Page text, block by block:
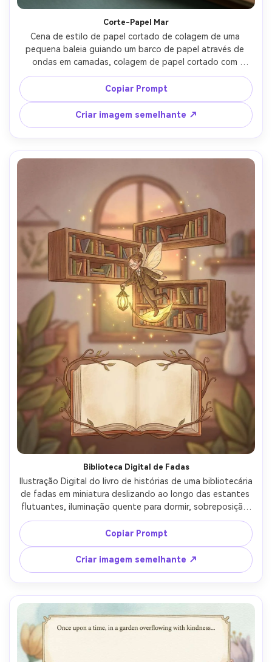
Corte-Papel Mar
Cena de estilo de papel cortado de colagem de uma
pequena baleia guiando um barco de papel através de
ondas em camadas, colagem de papel cortado com
bordas de tesoura visíveis, linguagem de forma ousada,
composição espalhada de livro de histórias, paleta
limitada, design de personagem caprichoso, personagem
consistente através das páginas, espaço negativo limpo
para texto, lente de 85mm, profundidade de campo rasa,
iluminação cinematográfica suave-AR 4:5
Copiar Prompt
Criar imagem semelhante ↗
Biblioteca Digital de Fadas
Ilustração Digital do livro de histórias de uma bibliotecária
de fadas em miniatura deslizando ao longo das estantes
flutuantes, iluminação quente para dormir, sobreposição
de textura desenhada à mão, livro de histórias espalhado
com profundidade através de formas sobrepostas,
brilhos suaves, design de personagens consistente
através das páginas, ponto focal claro e área segura para
texto, lente de 85mm, profundidade de campo rasa-AR
4:5
Copiar Prompt
Criar imagem semelhante ↗